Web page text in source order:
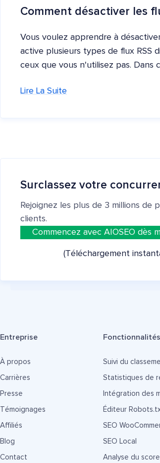
Comment désactiver les
Vous voulez apprendre à
active plusieurs types de flux RSS
ceux que vous n'utilisez pas. Dans
Lire La Suite
Surclassez votre
Rejoignez les plus de 3 millions
clients.
Commencez avec AIOSEO dès
(Téléchargement
Entreprise
À propos
Carrières
Presse
Témoignages
Affiliés
Blog
Contact
Fonctionnalités
Suivi du
Statistiques de
Intégration des
Éditeur
SEO
SEO Local
Analyse du